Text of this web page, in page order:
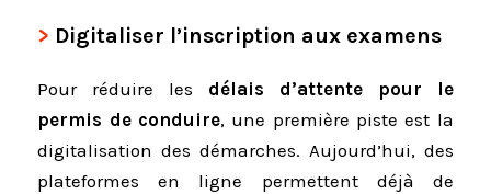
Digitaliser l’inscription aux examens
Pour réduire les délais d’attente pour le
permis de conduire, une première piste est la
digitalisation des démarches. Aujourd’hui, des
plateformes en ligne permettent déjà de